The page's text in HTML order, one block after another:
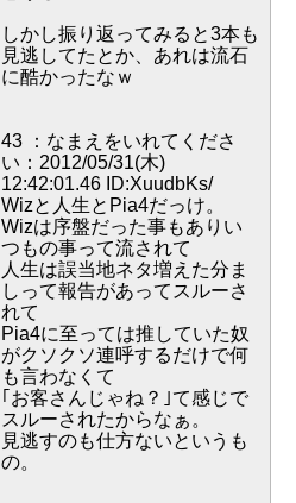
しかし振り返ってみると3本も
見逃してたとか、あれは流石
に酷かったなｗ
43 ：なまえをいれてくださ
い：2012/05/31(木)
12:42:01.46 ID:XuudbKs/
Wizと人生とPia4だっけ。
Wizは序盤だった事もありい
つもの事って流されて
人生は誤当地ネタ増えた分ま
しって報告があってスルーさ
れて
Pia4に至っては推していた奴
がクソクソ連呼するだけで何
も言わなくて
｢お客さんじゃね？｣て感じで
スルーされたからなぁ。
見逃すのも仕方ないというも
の。